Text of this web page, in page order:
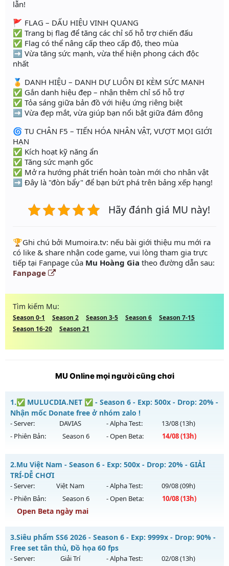
lẫn!
🚩 FLAG – DẤU HIỆU VINH QUANG
✅ Trang bị flag để tăng các chỉ số hỗ trợ chiến đấu
✅ Flag có thể nâng cấp theo cấp độ, theo mùa
➡️ Vừa tăng sức mạnh, vừa thể hiện phong cách độc
nhất
🏅 DANH HIỆU – DANH DỰ LUÔN ĐI KÈM SỨC MẠNH
✅ Gắn danh hiệu đẹp – nhận thêm chỉ số hỗ trợ
✅ Tỏa sáng giữa bản đồ với hiệu ứng riêng biệt
➡️ Vừa đẹp mắt, vừa giúp bạn nổi bật giữa đám đông
🌀 TU CHÂN F5 – TIẾN HÓA NHÂN VẬT, VƯỢT MỌI GIỚI
HẠN
✅ Kích hoạt kỹ năng ẩn
✅ Tăng sức mạnh gốc
✅ Mở ra hướng phát triển hoàn toàn mới cho nhân vật
➡️ Đây là "đòn bẩy" để bạn bứt phá trên bảng xếp hạng!
Hãy đánh giá MU này!
️🏆Ghi chú bởi Mumoira.tv: nếu bài giới thiệu mu mới ra
có like & share nhận code game, vui lòng tham gia trực
tiếp tại Fanpage của Mu Hoàng Gia theo đường dẫn sau:
Fanpage
Tìm kiếm Mu:
Season 0-1 Season 2 Season 3-5 Season 6
Season 7-15
Season 16-20
Season 21
MU Online mọi người cũng chơi
1.✅ MULUCDIA.NET ✅ - Season 6 - Exp: 500x - Drop: 20% -
Nhận mốc Donate free ở nhóm zalo !
- Server: DAVIAS - Alpha Test: 13/08(13h)
- Phiên Bản:
Season 6 - Open Beta: 14/08(13h)
✅ MULUCDIA.NET ✅ - Nhận mốc Donate free ở nhóm zalo !
Mu mới ra tháng 08 2026 - Mở máy chủ
ngày 14/08/2626
Exp: 500x - Drop: 20%
Kiểu reset: Reset In Game
Thể loại: Mu Nguyên bản Webzen
Antihack: FPS 60 - CHỐNG HACK 100%
2.Mu Việt Nam - Season 6 - Exp: 500x - Drop: 20% - GIẢI
TRÍ-DỄ CHƠI
- Server: Việt Nam - Alpha Test: 09/08(09h)
- Phiên Bản:
Season 6 - Open Beta: 10/08(13h)
Open Beta ngày mai
Mu Việt Nam - GIẢI TRÍ-DỄ CHƠI
Mu mới ra tháng 08 2026 - Mở máy chủ
ngày 10/08/2626
3.Siêu phẩm SS6 2026 - Season 6 - Exp: 9999x - Drop: 90% -
Free set tân thủ, Đồ họa 60 fps
- Server: Giải Trí - Alpha Test: 02/08(13h)